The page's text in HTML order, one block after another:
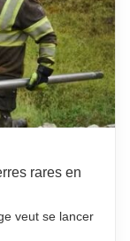
rares en
veut se lancer